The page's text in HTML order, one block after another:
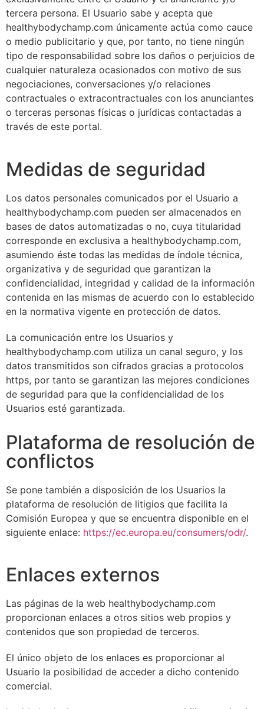
tercera persona. El Usuario sabe y acepta que
healthybodychamp.com únicamente actúa como cauce
o medio publicitario y que, por tanto, no tiene ningún
tipo de responsabilidad sobre los daños o perjuicios de
cualquier naturaleza ocasionados con motivo de sus
negociaciones, conversaciones y/o relaciones
contractuales o extracontractuales con los anunciantes
o terceras personas físicas o jurídicas contactadas a
través de este portal.
Medidas de seguridad
Los datos personales comunicados por el Usuario a
healthybodychamp.com pueden ser almacenados en
bases de datos automatizadas o no, cuya titularidad
corresponde en exclusiva a healthybodychamp.com,
asumiendo éste todas las medidas de índole técnica,
organizativa y de seguridad que garantizan la
confidencialidad, integridad y calidad de la información
contenida en las mismas de acuerdo con lo establecido
en la normativa vigente en protección de datos.
La comunicación entre los Usuarios y
healthybodychamp.com utiliza un canal seguro, y los
datos transmitidos son cifrados gracias a protocolos
https, por tanto se garantizan las mejores condiciones
de seguridad para que la confidencialidad de los
Usuarios esté garantizada.
Plataforma de resolución de
conflictos
Se pone también a disposición de los Usuarios la
plataforma de resolución de litigios que facilita la
Comisión Europea y que se encuentra disponible en el
siguiente enlace: https://ec.europa.eu/consumers/odr/.
Enlaces externos
Las páginas de la web healthybodychamp.com
proporcionan enlaces a otros sitios web propios y
contenidos que son propiedad de terceros.
El único objeto de los enlaces es proporcionar al
Usuario la posibilidad de acceder a dicho contenido
comercial.